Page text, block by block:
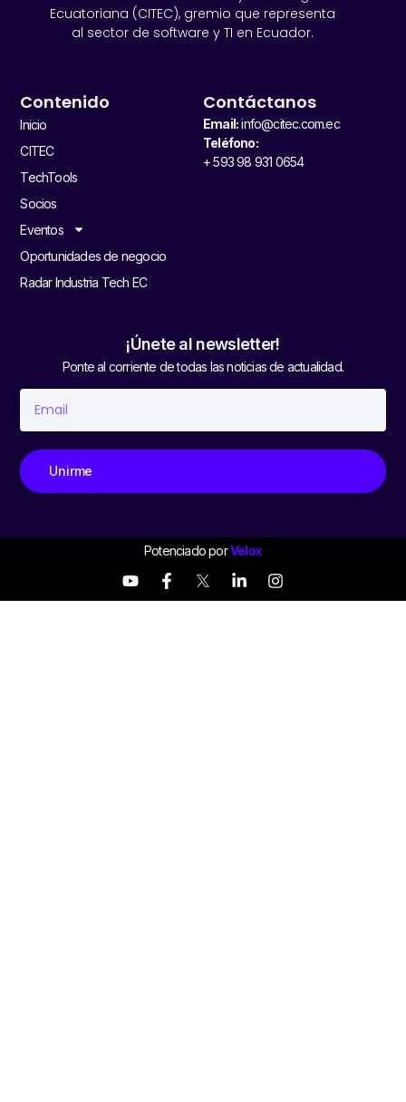
Ecuatoriana (CITEC), gremio que representa
al sector de software y TI en Ecuador.
Contenido
Inicio
CITEC
TechTools
Socios
Eventos
Oportunidades de negocio
Radar Industria Tech EC
Contáctanos
Email:info@citec.com.ec
Teléfono:
+ 593 98 931 0654
¡Únete al newsletter!
Ponte al corriente de todas las noticias de actualidad.
Unirme
Potenciado porVelox